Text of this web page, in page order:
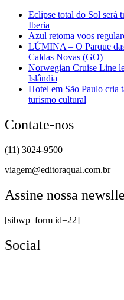
Eclipse total do Sol será
Iberia
Azul retoma voos
LÚMINA – O Parque
Caldas Novas (GO)
Norwegian Cruise Line
Islândia
Hotel em São Paulo cria
turismo cultural
Contate-nos
(11) 3024-9500
viagem@editoraqual.com.br
Assine nossa
[sibwp_form id=22]
Social